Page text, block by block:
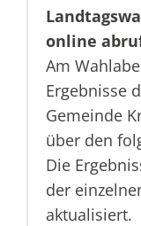
online
Am
Ergebnisse
Gemeinde
über den
Die
der
aktualisiert.